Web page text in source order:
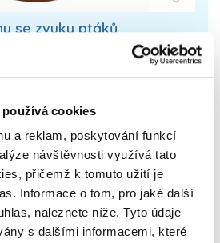
cookies
a reklam, poskytování funkcí
návštěvnosti využívá tato
přičemž k tomuto užití je
Informace o tom, pro jaké další
naleznete níže. Tyto údaje
s dalšími informacemi, které
se zvuky ptáků
a zvuky ptáků. Už jste někdy
máte rádi přírodu,…
Zobrazit více